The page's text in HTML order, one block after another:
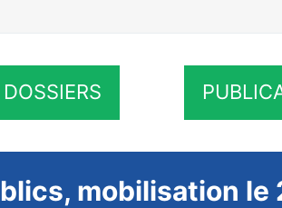
DOSSIERS
mobilisation le